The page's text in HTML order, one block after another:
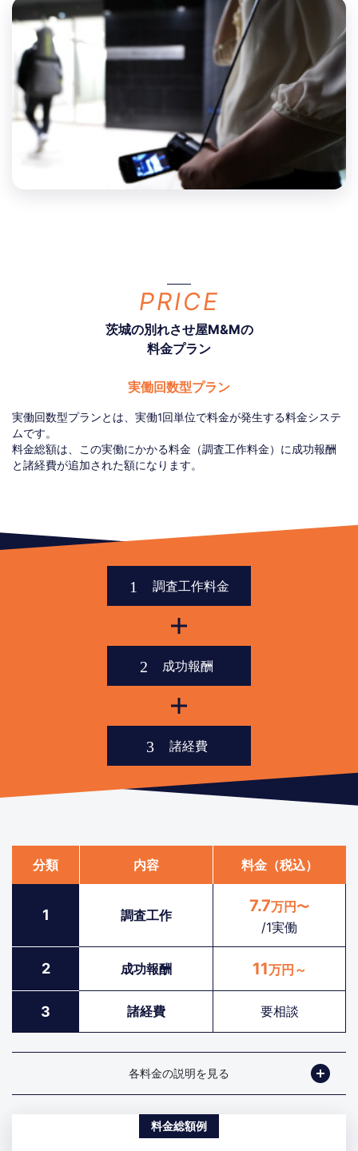
PRICE
茨城の別れさせ屋M&Mの
料金プラン
実働回数型プラン
実働回数型プランとは、実働1回単位で料金が発生する料金システ
ムです。
料金総額は、この実働にかかる料金（調査工作料金）に成功報酬
と諸経費が追加された額になります。
分類 内容 料金（税込）
1 調査工作 7.7万円〜
/1実働
2 成功報酬 11万円～
3 諸経費 要相談
各料金の説明を見る
料金総額例